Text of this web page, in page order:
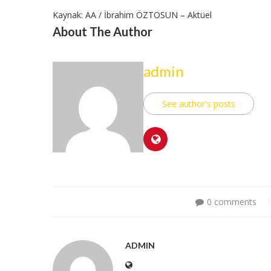
Kaynak: AA / İbrahim ÖZTOSUN – Aktüel
About The Author
admin
See author's posts
0 comments
ADMIN